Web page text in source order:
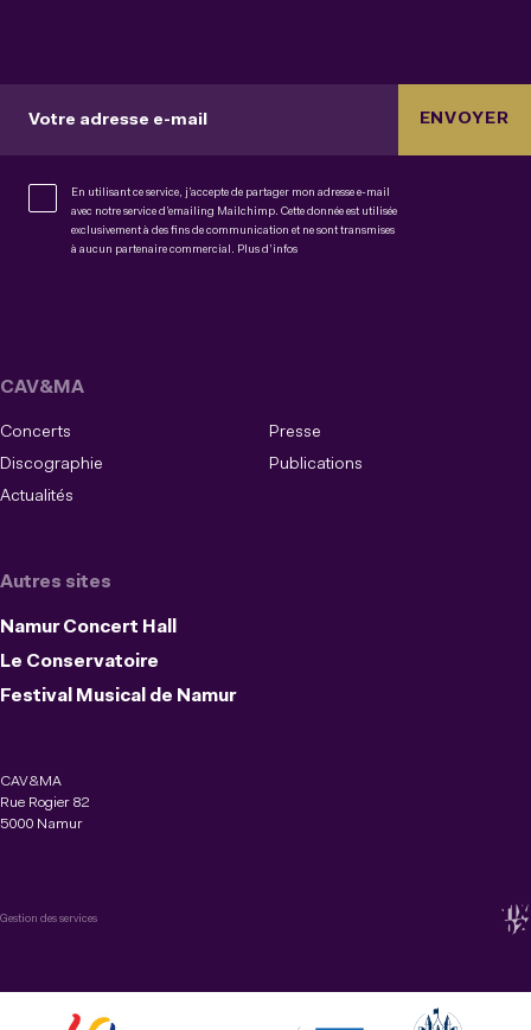
Votre adresse e-mail
En utilisant ce service, j’accepte de partager mon adresse e-mail
avec notre service d’emailing Mailchimp. Cette donnée est utilisée
exclusivement à des fins de communication et ne sont transmises
à aucun partenaire commercial. Plus d’infos
ENVOYER
Autres sites
Namur Concert Hall
Le Conservatoire
Festival Musical de Namur
CAV&MA
Concerts
Presse
Discographie
Publications
Actualités
CAV&MA
Rue Rogier 82
5000 Namur
Gestion des services